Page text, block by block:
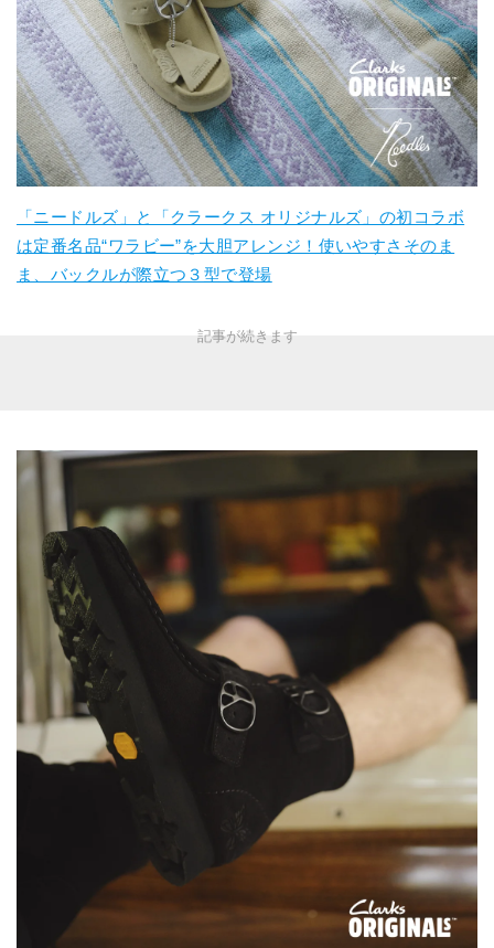
「ニードルズ」と「クラークス オリジナルズ」の初コラボ
は定番名品“ワラビー”を大胆アレンジ！使いやすさそのま
ま、バックルが際立つ３型で登場